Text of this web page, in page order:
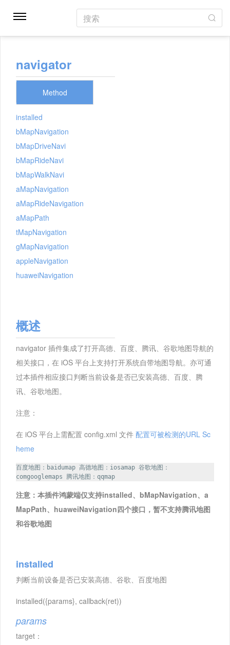
搜索
navigator
Method
installed
bMapNavigation
bMapDriveNavi
bMapRideNavi
bMapWalkNavi
aMapNavigation
aMapRideNavigation
aMapPath
tMapNavigation
gMapNavigation
appleNavigation
huaweiNavigation
概述
navigator 插件集成了打开高德、百度、腾讯、谷歌地图导航的
相关接口，在 iOS 平台上支持打开系统自带地图导航。亦可通
过本插件相应接口判断当前设备是否已安装高德、百度、腾
讯、谷歌地图。
注意：
在 iOS 平台上需配置 config.xml 文件 配置可被检测的URL Sc
heme
百度地图：baidumap 高德地图：iosamap 谷歌地图：
comgooglemaps 腾讯地图：qqmap
注意：本插件鸿蒙端仅支持installed、bMapNavigation、a
MapPath、huaweiNavigation四个接口，暂不支持腾讯地图
和谷歌地图
installed
判断当前设备是否已安装高德、谷歌、百度地图
installed({params}, callback(ret))
params
target：